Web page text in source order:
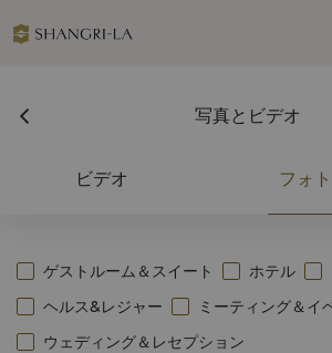
写真とビデオ
ビデオ フォ
ゲストルーム＆スイート ホテル
ヘルス&レジャー
ミーティング＆イ
ウェディング＆レセプション